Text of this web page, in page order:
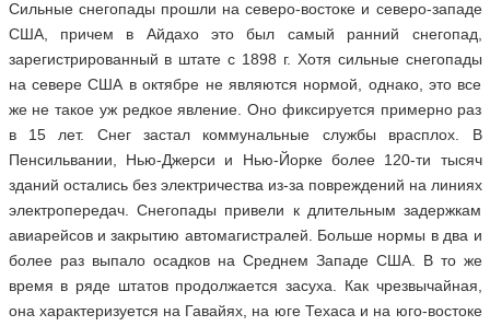
Сильные снегопады прошли на северо-востоке и северо-западе
США, причем в Айдахо это был самый ранний снегопад,
зарегистрированный в штате с 1898 г. Хотя сильные снегопады
на севере США в октябре не являются нормой, однако, это все
же не такое уж редкое явление. Оно фиксируется примерно раз
в 15 лет. Снег застал коммунальные службы врасплох. В
Пенсильвании, Нью-Джерси и Нью-Йорке более 120-ти тысяч
зданий остались без электричества из-за повреждений на линиях
электропередач. Снегопады привели к длительным задержкам
авиарейсов и закрытию автомагистралей. Больше нормы в два и
более раз выпало осадков на Среднем Западе США. В то же
время в ряде штатов продолжается засуха. Как чрезвычайная,
она характеризуется на Гавайях, на юге Техаса и на юго-востоке